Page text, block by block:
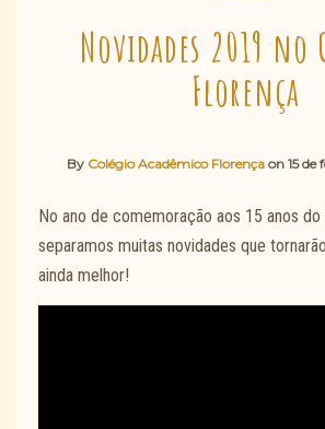
Novidades 2019 no
Florença
By Colégio Acadêmico Florença on 15 de
No ano de comemoração aos 15 anos
separamos muitas novidades que
ainda melhor!